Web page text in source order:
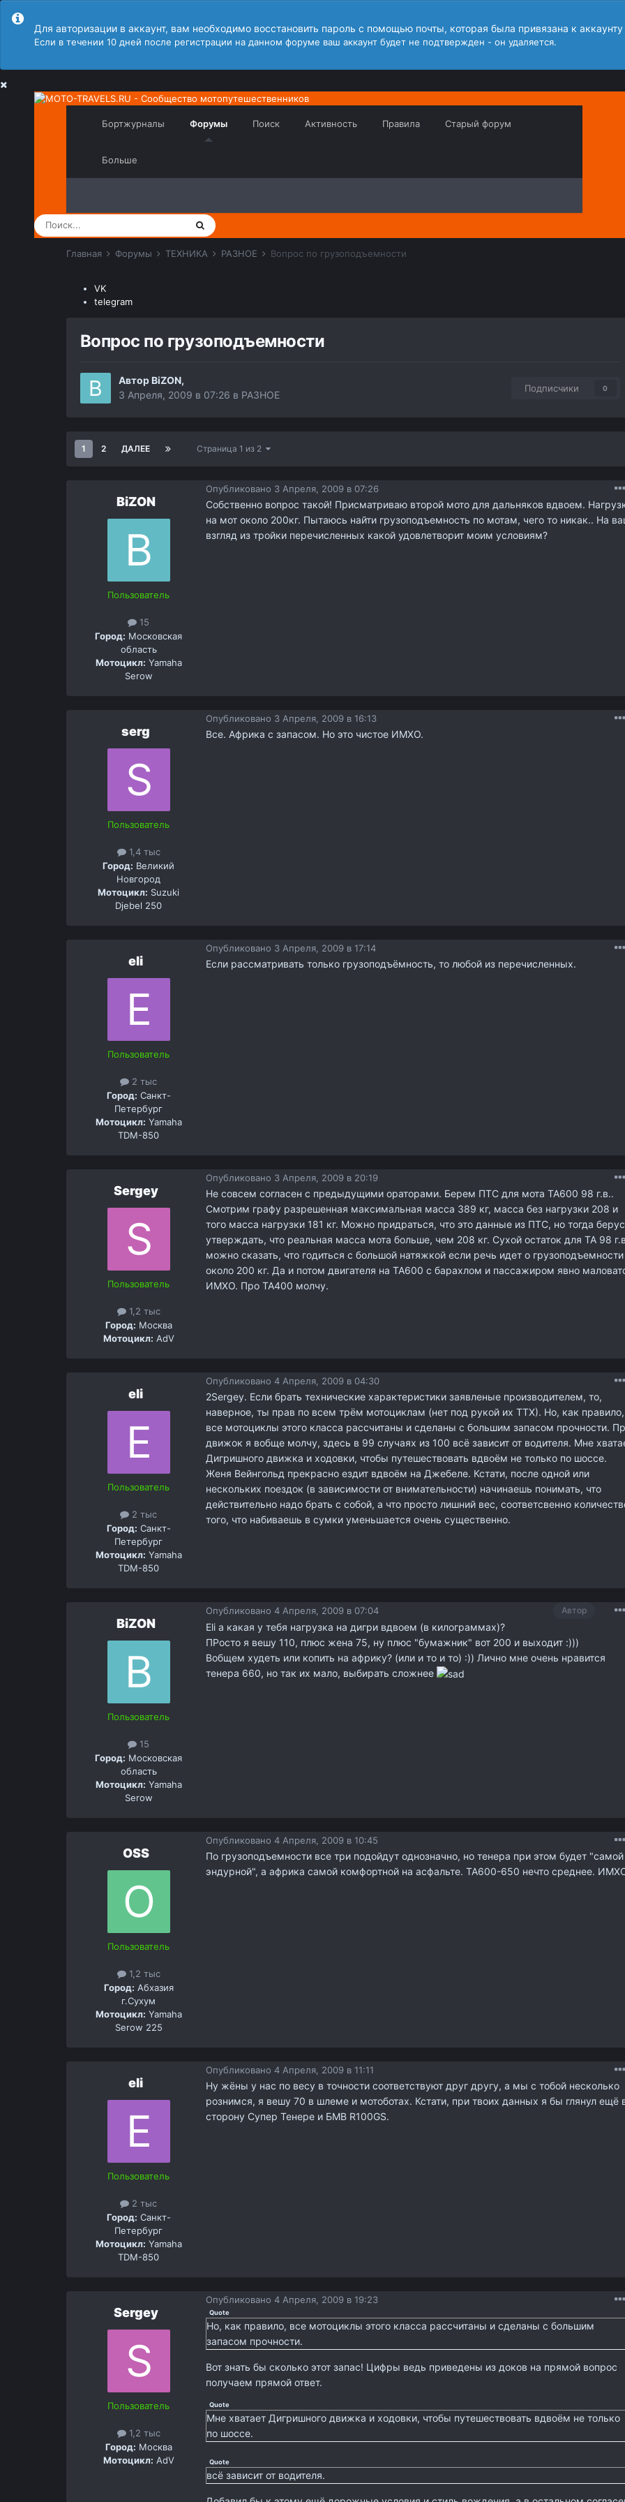
Для авторизации в аккаунт, вам необходимо восстановить пароль с помощью почты, которая была привязана к
Если в течении 10 дней после регистрации на данном форуме ваш аккаунт будет не подтвержден - он удаляется.
Бортжурналы Форумы Поиск Активность Правила Старый форум
Больше
Главная Форумы ТЕХНИКА РАЗНОЕ Вопрос по грузоподъемности
VK
telegram
Вопрос по грузоподъемности
Автор BiZON,
3 Апреля, 2009 в 07:26 в РАЗНОЕ
Подписчики 0
1 2 ДАЛЕЕ Страница 1 из 2
BiZON
Пользователь
15
Город: Московская
область
Мотоцикл: Yamaha
Serow
Опубликовано 3 Апреля, 2009 в 07:26
Собственно вопрос такой! Присматриваю второй мото для дальняков вдвоем.
на мот около 200кг. Пытаюсь найти грузоподъемность по мотам, чего то никак.. На
взгляд из тройки перечисленных какой удовлетворит моим условиям?
serg
Пользователь
1,4 тыс
Город: Великий
Новгород
Мотоцикл: Suzuki
Djebel 250
Опубликовано 3 Апреля, 2009 в 16:13
Все. Африка с запасом. Но это чистое ИМХО.
eli
Пользователь
2 тыс
Город: Санкт-
Петербург
Мотоцикл: Yamaha
TDM-850
Опубликовано 3 Апреля, 2009 в 17:14
Если рассматривать только грузоподъёмность, то любой из перечисленных.
Sergey
Пользователь
1,2 тыс
Город: Москва
Мотоцикл: AdV
Опубликовано 3 Апреля, 2009 в 20:19
Не совсем согласен с предыдущими ораторами. Берем ПТС для мота ТА600 98 г.в..
Смотрим графу разрешенная максимальная масса 389 кг, масса без нагрузки 208 и
того масса нагрузки 181 кг. Можно придраться, что это данные из ПТС, но тогда
утверждать, что реальная масса мота больше, чем 208 кг. Сухой остаток для ТА 98
можно сказать, что годиться с большой натяжкой если речь идет о грузоподъемности
около 200 кг. Да и потом двигателя на ТА600 с барахлом и пассажиром явно
ИМХО. Про ТА400 молчу.
eli
Пользователь
2 тыс
Город: Санкт-
Петербург
Мотоцикл: Yamaha
TDM-850
Опубликовано 4 Апреля, 2009 в 04:30
2Sergey. Если брать технические характеристики заявленые производителем, то,
наверное, ты прав по всем трём мотоциклам (нет под рукой их ТТХ). Но, как правило,
все мотоциклы этого класса рассчитаны и сделаны с большим запасом прочности.
движок я вобще молчу, здесь в 99 случаях из 100 всё зависит от водителя. Мне
Дигришного движка и ходовки, чтобы путешествовать вдвоём не только по шоссе.
Женя Вейнгольд прекрасно ездит вдвоём на Джебеле. Кстати, после одной или
нескольких поездок (в зависимости от внимательности) начинаешь понимать, что
действительно надо брать с собой, а что просто лишний вес, соответсвенно
того, что набиваешь в сумки уменьшается очень существенно.
BiZON
Пользователь
15
Город: Московская
область
Мотоцикл: Yamaha
Serow
Автор
Опубликовано 4 Апреля, 2009 в 07:04
Eli а какая у тебя нагрузка на дигри вдвоем (в килограммах)?
ПРосто я вешу 110, плюс жена 75, ну плюс "бумажник" вот 200 и выходит :)))
Вобщем худеть или копить на африку? (или и то и то) :)) Лично мне очень нравится
тенера 660, но так их мало, выбирать сложнее
OSS
Пользователь
1,2 тыс
Город: Абхазия
г.Сухум
Мотоцикл: Yamaha
Serow 225
Опубликовано 4 Апреля, 2009 в 10:45
По грузоподъемности все три подойдут однозначно, но тенера при этом будет "самой
эндурной", а африка самой комфортной на асфальте. ТА600-650 нечто среднее.
eli
Пользователь
2 тыс
Город: Санкт-
Петербург
Мотоцикл: Yamaha
TDM-850
Опубликовано 4 Апреля, 2009 в 11:11
Ну жёны у нас по весу в точности соответствуют друг другу, а мы с тобой несколько
рознимся, я вешу 70 в шлеме и мотоботах. Кстати, при твоих данных я бы глянул ещё
сторону Супер Тенере и БМВ R100GS.
Sergey
Пользователь
1,2 тыс
Город: Москва
Мотоцикл: AdV
Опубликовано 4 Апреля, 2009 в 19:23
Quote
Но, как правило, все мотоциклы этого класса рассчитаны и сделаны с большим
запасом прочности.
Вот знать бы сколько этот запас! Цифры ведь приведены из доков на прямой вопрос
получаем прямой ответ.
Quote
Мне хватает Дигришного движка и ходовки, чтобы путешествовать вдвоём не только
по шоссе.
Quote
всё зависит от водителя.